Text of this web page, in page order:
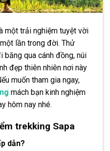
một trải nghiệm tuyệt vời
lần trong đời. Thử
qua cánh đồng, núi
đẹp thiên nhiên nơi này
muốn tham gia ngay,
mách bạn kinh nghiệm
hôm nay nhé.
trekking Sapa
dẫn?